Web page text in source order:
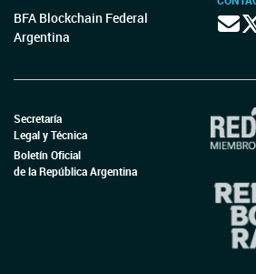
BFA Blockchain Federal
Argentina
Secretaría
Legal y Técnica
Boletín Oficial
de la República Argentina